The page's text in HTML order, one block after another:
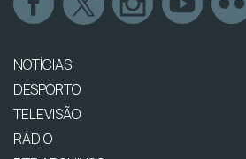
NOTÍCIAS
DESPORTO
TELEVISÃO
RÁDIO